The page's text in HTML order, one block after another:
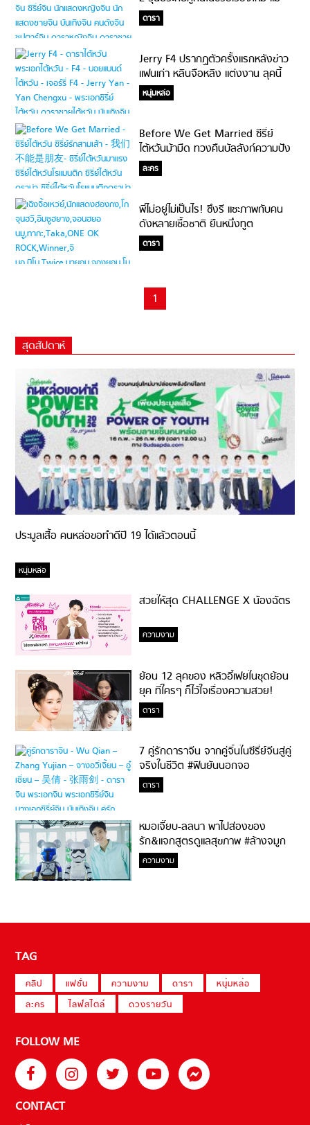
อายุห่าง 20 ปี!
ดารา
Jerry F4 ปรากฏตัวครั้งแรกหลังข่าว
แฟนเก่า หลินจือหลิง แต่งงาน ลุคนี้
กรี๊ดสลบ #ตายอย่างสงบศพสีชมพู!
หนุ่มหล่อ
Before We Get Married ซีรี่ย์
ไต้หวันม้ามืด ทวงคืนบัลลังก์ความปัง
ไม่แพ้ซีรี่ย์จีน!
ละคร
พี่ไม่อยู่ไม่เป็นไร! ซึงรี แชะภาพกับคน
ดังหลายเชื้อชาติ ยืนหนึ่งทูต
สันถวไมตรีดีเด่น #กว้างขวางในย่าน
เอเชีย
ดารา
1
สุดสัปดาห์
ประมูลเสื้อ คนหล่อขอทำดีปี 19 ได้แล้วตอนนี้
หนุ่มหล่อ
สวยให้สุด CHALLENGE X น้องฉัตร
ความงาม
ย้อน 12 ลุคของ หลิวอี้เฟยในชุดย้อน
ยุค ที่ใครๆ ก็ไว้ใจเรื่องความสวย!
ดารา
7 คู่รักดาราจีน จากคู่จิ้นในซีรี่ย์จีนสู่คู่
จริงในชีวิต #ฟินยันนอกจอ
ดารา
หมอเจี๊ยบ-ลลนา พาไปส่องของ
รัก&แจกสูตรดูแลสุขภาพ #ล้างจมูก
ไม่ยากจะสอนให้
ความงาม
TAG
คลิป แฟชั่น ความงาม ดารา
หนุ่มหล่อ
ละคร
ไลฟ์สไตล์ ดวงรายวัน
FOLLOW ME
CONTACT